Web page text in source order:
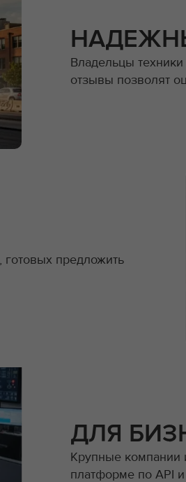
Владельцы
отзывы позволят
предложить
ДЛЯ
Крупные компании
платформе по API